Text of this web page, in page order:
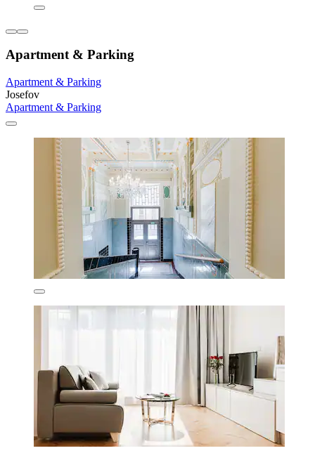
Apartment & Parking
Apartment & Parking
Josefov
Apartment & Parking